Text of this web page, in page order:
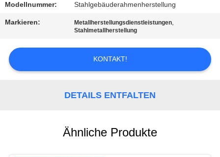
KONTAKT
NEUIGKEITEN
FÄLLE
DATENSCHUTZRICHTLINIE
Modellnummer: Stahlgebäuderahmenherstellung
Markieren: Metallherstellungsdienstleistungen,
Stahlmetallherstellung
KONTAKT!
DETAILS ENTFALTEN
Ähnliche Produkte